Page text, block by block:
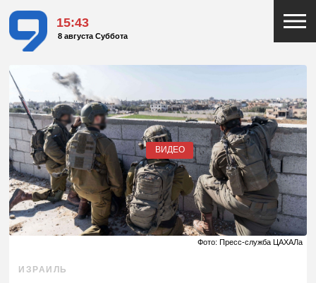
15:43
8 августа Суббота
ВИДЕО
Фото: Пресс-служба ЦАХАЛа
ИЗРАИЛЬ